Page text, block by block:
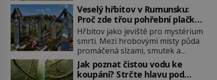
zelenina, bez které si českou
zahradu ani nedokážeme
představit. Její příběh je […]
(přístav) a nami (vlna). Jedná se o
dlouhou vlnu, která je na volném
moři takřka nepostřehnutelná.
Ačkoli je vlnová délka tsunami i 300
kilometrů, výška vlny na volném
moři je maximálně 1,5 metru.
Máme se podobné obří vlny obávat
i v Evropě? Vznik tsunami si […]
Veselý hřbitov v Rumunsku:
Proč zde třou pohřební plačky
bídu s nouzí?
Hřbitov jako jeviště pro mystérium
smrti. Mezi hrobovými místy půda
promáčená slzami, smutek a
vědomí konečnosti lidské existence.
Jsou ale výjimky, kde pohřební
Jak poznat čistou vodu ke
koupání? Strčte hlavu pod